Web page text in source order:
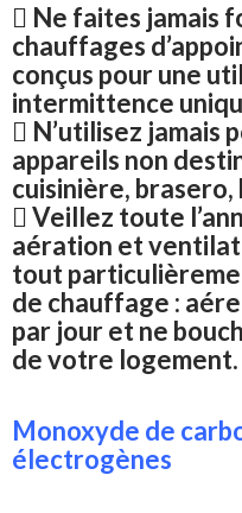
 Ne faites jamais
chauffages
conçus pour une
intermittence
 N’utilisez jamais
appareils non
cuisinière,
 Veillez toute
aération et
tout
de chauffage :
par jour et ne
de votre logement.
Monoxyde de
électrogènes